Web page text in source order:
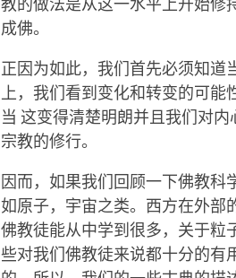
教的做法是从这一水平上开始修
成佛。
正因为如此，我们首先必须知道
上，我们看到变化和转变的可能
当 这变得清楚明朗并且我们对
宗教的修行。
因而，如果我们回顾一下佛教科
如原子，宇宙之类。西方在外部
佛教徒能从中学到很多，关于粒
些对我们佛教徒来说都十分的有